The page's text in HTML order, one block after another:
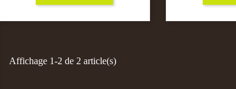
Affichage 1-2 de 2 article(s)